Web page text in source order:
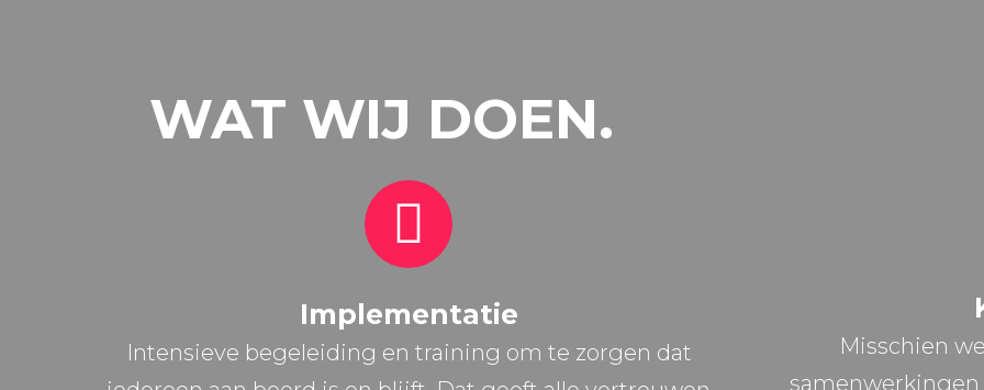
WAT WIJ DOEN.
Implementatie
Intensieve begeleiding en training om te zorgen dat
Misschien
samenwerkingen